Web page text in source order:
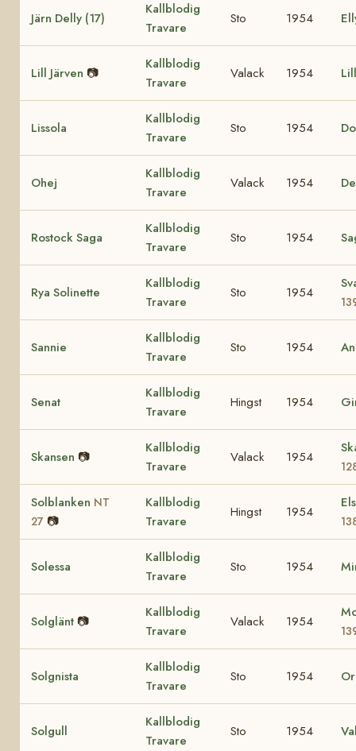
Järn Delly (17)
Kallblodig
Travare
Sto 1954
Lill Järven 📷
Kallblodig
Travare
Valack 1954
Lissola
Kallblodig
Travare
Sto 1954
Ohej
Kallblodig
Travare
Valack 1954
Rostock Saga
Kallblodig
Travare
Sto 1954
Rya Solinette
Kallblodig
Travare
Sto 1954
Sannie
Kallblodig
Travare
Sto 1954
Senat
Kallblodig
Travare
Hingst 1954
Skansen 📷
Kallblodig
Travare
Valack 1954
Solblanken NT
27 📷
Kallblodig
Travare
Hingst 1954
Solessa
Kallblodig
Travare
Sto 1954
Solglänt 📷
Kallblodig
Travare
Valack 1954
Solgnista
Kallblodig
Travare
Sto 1954
Solgull
Kallblodig
Travare
Sto 1954